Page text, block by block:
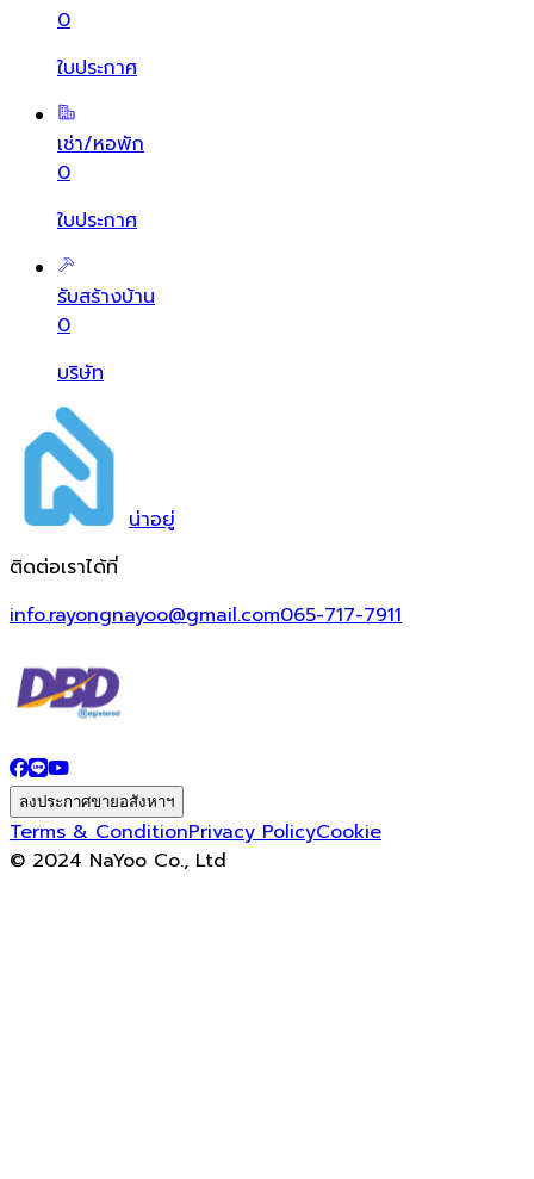
0
ใบประกาศ
เช่า/หอพัก
0
ใบประกาศ
รับสร้างบ้าน
0
บริษัท
น่าอยู่
ติดต่อเราได้ที่
info.rayongnayoo@gmail.com065-717-7911
ลงประกาศขายอสังหาฯ
Terms & ConditionPrivacy PolicyCookie
© 2024 NaYoo Co., Ltd